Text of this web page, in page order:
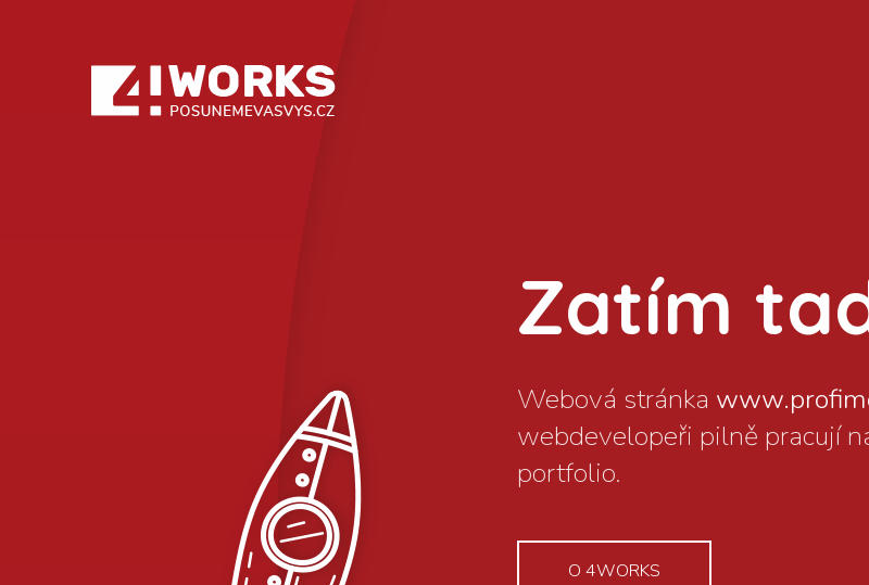
Zatím
O 4WORKS